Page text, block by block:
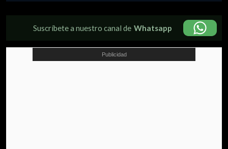
Suscríbete a nuestro canal de Whatsapp